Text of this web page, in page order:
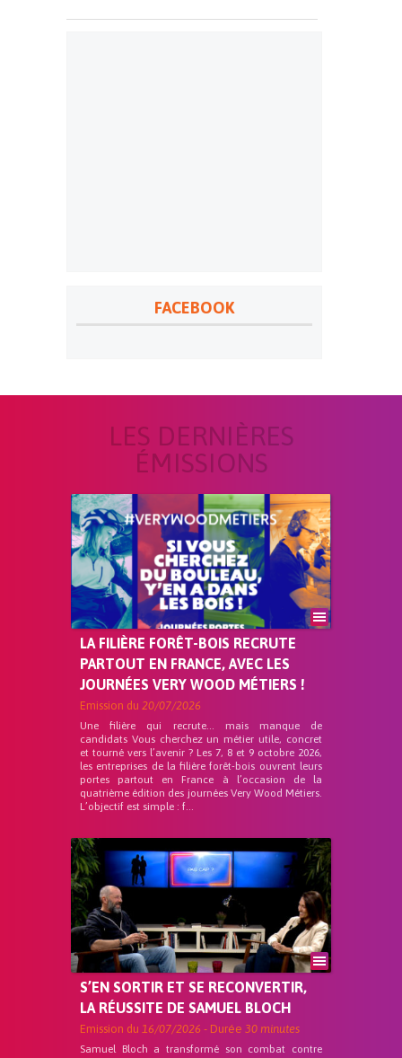
FACEBOOK
LES DERNIÈRES
ÉMISSIONS
LA FILIÈRE FORÊT-BOIS RECRUTE
PARTOUT EN FRANCE, AVEC LES
JOURNÉES VERY WOOD MÉTIERS !
Emission du 20/07/2026
Une filière qui recrute… mais manque de
candidats Vous cherchez un métier utile, concret
et tourné vers l’avenir ? Les 7, 8 et 9 octobre 2026,
les entreprises de la filière forêt-bois ouvrent leurs
portes partout en France à l’occasion de la
quatrième édition des journées Very Wood Métiers.
L’objectif est simple : f...
S’EN SORTIR ET SE RECONVERTIR,
LA RÉUSSITE DE SAMUEL BLOCH
Emission du 16/07/2026 - Durée 30 minutes
Samuel Bloch a transformé son combat contre